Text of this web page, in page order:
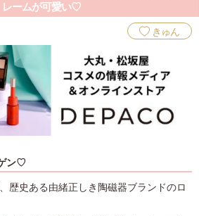
レームが可愛い♡
きゅん
ン♡
歴史ある由緒正しき陶磁器ブランドのロ